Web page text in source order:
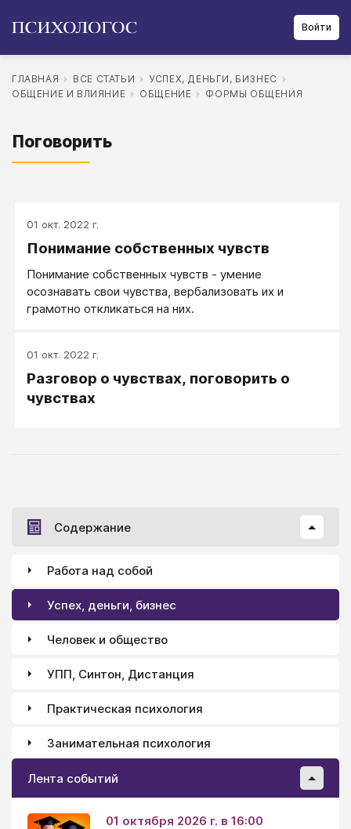
Войти
ГЛАВНАЯ ВСЕ СТАТЬИ
УСПЕХ, ДЕНЬГИ, БИЗНЕС
ОБЩЕНИЕ И ВЛИЯНИЕ
ОБЩЕНИЕ ФОРМЫ ОБЩЕНИЯ
Поговорить
01 окт. 2022 г.
Понимание собственных чувств
Понимание собственных чувств - умение
осознавать свои чувства, вербализовать их и
грамотно откликаться на них.
01 окт. 2022 г.
Разговор о чувствах, поговорить о
чувствах
Содержание
Работа над собой
Успех, деньги, бизнес
Человек и общество
УПП, Синтон, Дистанция
Практическая психология
Занимательная психология
Лента событий
01 октября 2026 г. в 16:00